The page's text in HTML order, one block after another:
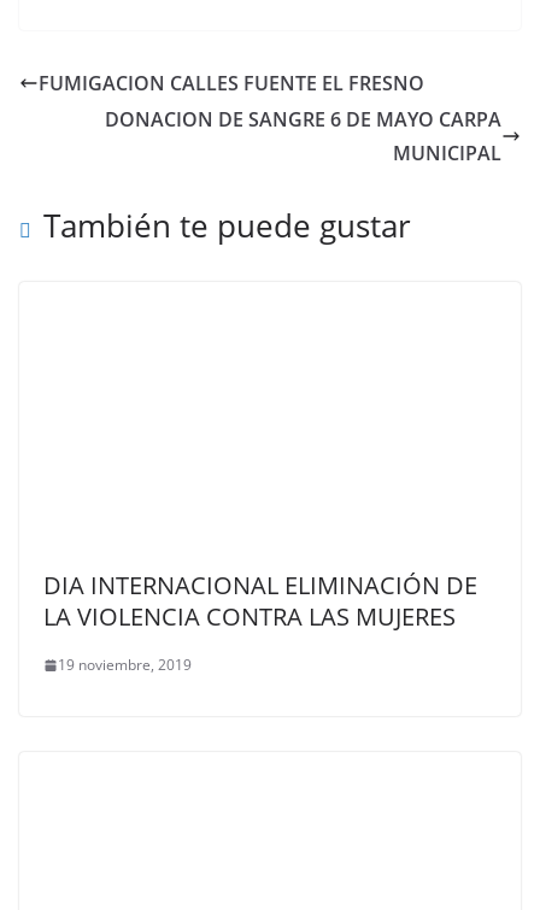
FUMIGACION CALLES FUENTE EL FRESNO
DONACION DE SANGRE 6 DE MAYO CARPA
MUNICIPAL
También te puede gustar
DIA INTERNACIONAL ELIMINACIÓN DE
LA VIOLENCIA CONTRA LAS MUJERES
19 noviembre, 2019